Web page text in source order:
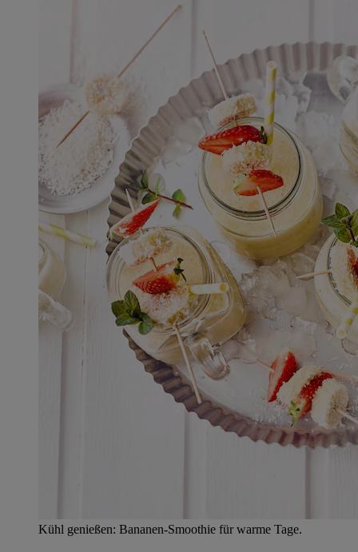
Kühl genießen: Bananen-Smoothie für warme Tage.